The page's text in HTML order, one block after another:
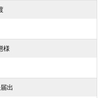
様
出